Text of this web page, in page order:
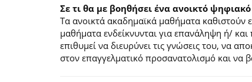
Σε τι θα με βοηθήσει ένα ανοικτό
Τα ανοικτά ακαδημαϊκά μαθήματα καθιστούν
μαθήματα ενδείκνυνται για επανάληψη ή/
επιθυμεί να διευρύνει τις γνώσεις του, να
στον επαγγελματικό προσανατολισμό και να